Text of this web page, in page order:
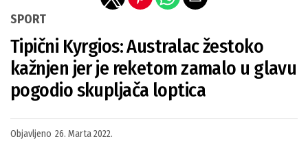
SPORT
Tipični Kyrgios: Australac žestoko
kažnjen jer je reketom zamalo u glavu
pogodio skupljača loptica
Objavljeno 26. Marta 2022.